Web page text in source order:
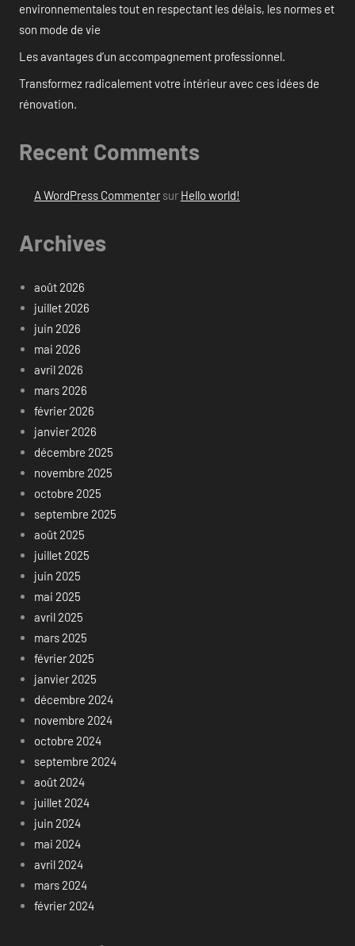
environnementales tout en respectant les délais, les normes et
son mode de vie
Les avantages d’un accompagnement professionnel.
Transformez radicalement votre intérieur avec ces idées de
rénovation.
Recent Comments
A WordPress Commentersur Hello world!
Archives
août 2026
juillet 2026
juin 2026
mai 2026
avril 2026
mars 2026
février 2026
janvier 2026
décembre 2025
novembre 2025
octobre 2025
septembre 2025
août 2025
juillet 2025
juin 2025
mai 2025
avril 2025
mars 2025
février 2025
janvier 2025
décembre 2024
novembre 2024
octobre 2024
septembre 2024
août 2024
juillet 2024
juin 2024
mai 2024
avril 2024
mars 2024
février 2024